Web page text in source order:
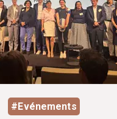
#Evénements